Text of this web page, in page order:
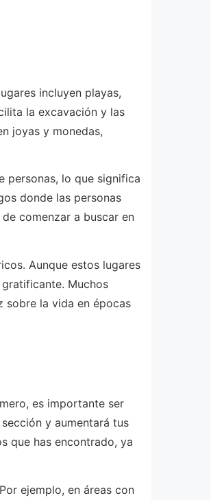
incluyen playas,
la excavación y las
joyas y monedas,
personas, lo que significa
donde las personas
comenzar a buscar en
Aunque estos lugares
Muchos
sobre la vida en épocas
es importante ser
y aumentará tus
que has encontrado, ya
ejemplo, en áreas con